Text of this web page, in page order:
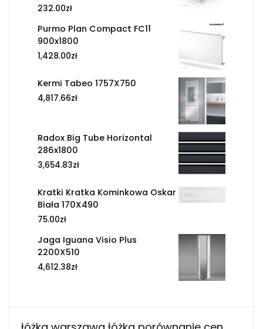
232.00zł
Purmo Plan Compact FC11
900x1800
1,428.00zł
Kermi Tabeo 1757X750
4,817.66zł
Radox Big Tube Horizontal
286x1800
3,654.83zł
Kratki Kratka Kominkowa Oskar
Biała 170X490
75.00zł
Jaga Iguana Visio Plus
2200X510
4,612.38zł